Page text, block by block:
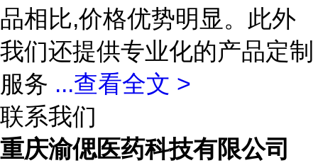
品相比,价格优势明显。此外
我们还提供专业化的产品定制
服务 ...查看全文 >
联系我们
重庆渝偲医药科技有限公司